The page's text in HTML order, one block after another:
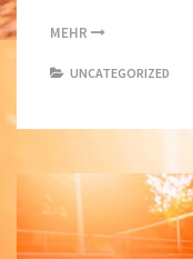
MEHR
UNCATEGORIZED